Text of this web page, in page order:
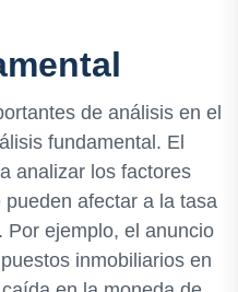
de análisis en el
fundamental. El
analizar los factores
afectar a la tasa
Por ejemplo, el anuncio
inmobiliarios en